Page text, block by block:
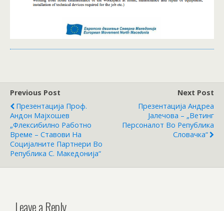
Previous Post
Презентација Проф.
Андон Мајхошев
„Флексибилно Работно
Време – Ставови На
Социјалните Партнери Во
Република С. Македонија“
Next Post
Презентација Андреа
Јалечова – „Ветинг
Персоналот Во Република
Словачка“
Leave a Reply